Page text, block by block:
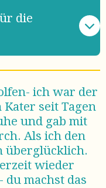
die
ich war der
Kater seit Tagen
und gab mit
Als ich den
überglücklich.
wieder
machst das